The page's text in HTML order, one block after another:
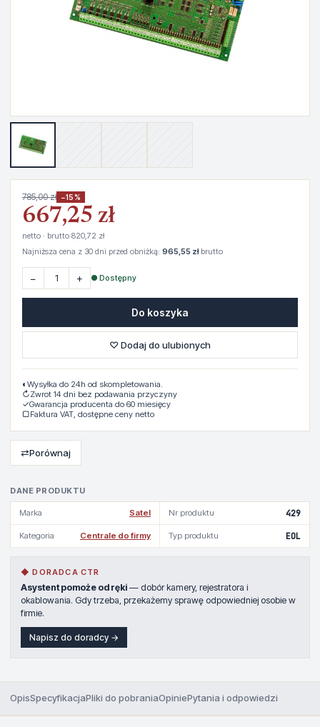
DANE PRODUKTU
Marka Satel Nr produktu 429
Kategoria Centrale do firmy Typ produktu EOL
◆ DORADCA CTR
Asystent pomoże od ręki — dobór kamery, rejestratora i
okablowania. Gdy trzeba, przekażemy sprawę odpowiedniej osobie w
firmie.
Napisz do doradcy →
785,00 zł −15%
667,25 zł
netto · brutto 820,72 zł
Najniższa cena z 30 dni przed obniżką: 965,55 złbrutto
− + ● Dostępny
Do koszyka
♡ Dodaj do ulubionych
◐ Wysyłka do 24h od skompletowania.
↻Zwrot 14 dni bez podawania przyczyny
✓Gwarancja producenta do 60 miesięcy
▢Faktura VAT, dostępne ceny netto
⇄Porównaj
OpisSpecyfikacjaPliki do pobraniaOpiniePytania i odpowiedzi